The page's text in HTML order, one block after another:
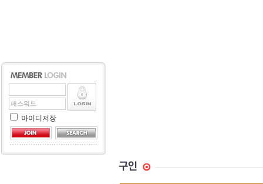
아이디저장